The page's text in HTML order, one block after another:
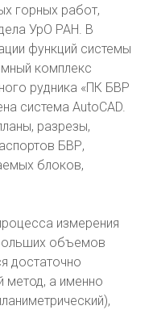
горных работ,
УрО РАН. В
функций системы
комплекс
рудника «ПК БВР
система AutoCAD.
разрезы,
БВР,
блоков,
измерения
объемов
достаточно
метод, а именно